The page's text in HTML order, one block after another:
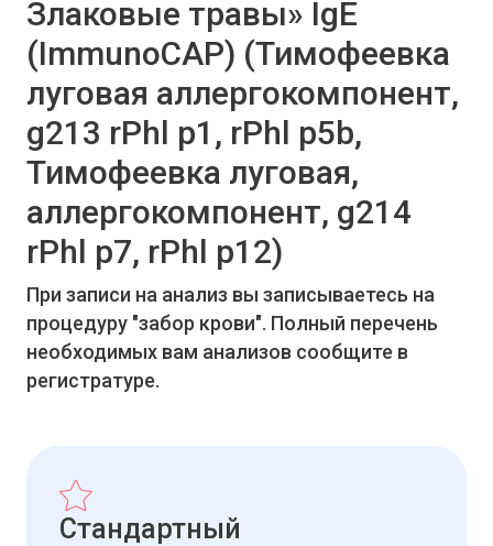
Злаковые травы» IgE
(ImmunoCAP) (Тимофеевка
луговая аллергокомпонент,
g213 rPhl p1, rPhl p5b,
Тимофеевка луговая,
аллергокомпонент, g214
rPhl p7, rPhl p12)
При записи на анализ вы записываетесь на
процедуру "забор крови". Полный перечень
необходимых вам анализов сообщите в
регистратуре.
Стандартный